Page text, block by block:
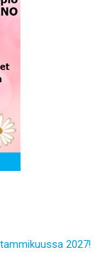
2027!